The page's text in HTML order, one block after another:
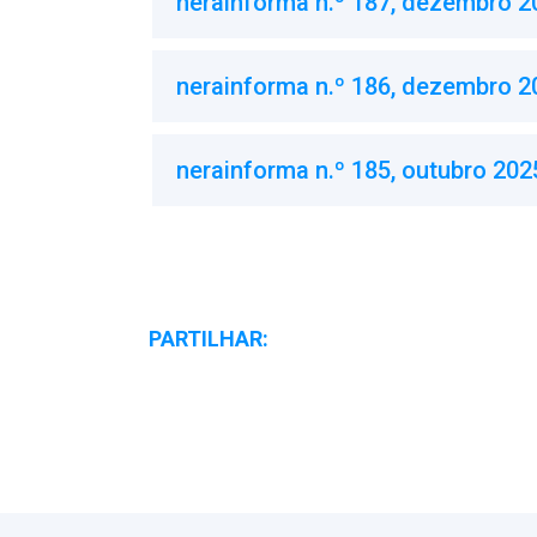
nerainforma n.º 186, dezembro
nerainforma n.º 185, outubro
PARTILHAR: